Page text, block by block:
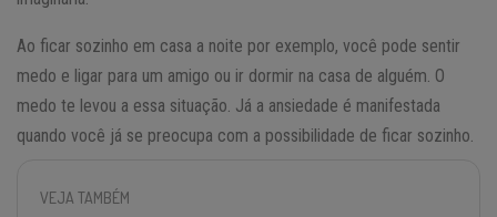
Ao ficar sozinho em casa a noite por exemplo, você pode sentir
medo e ligar para um amigo ou ir dormir na casa de alguém. O
medo te levou a essa situação. Já a ansiedade é manifestada
quando você já se preocupa com a possibilidade de ficar sozinho.
VEJA TAMBÉM